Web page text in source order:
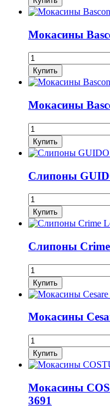
Мокасины
Мокасины
Слипоны
Слипоны Crime
Мокасины
Мокасины
3691